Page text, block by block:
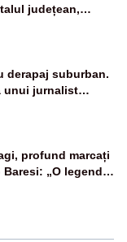
județean,
telefonie, grav
derapaj suburban.
unui jurnalist
profund marcați
„O legendă